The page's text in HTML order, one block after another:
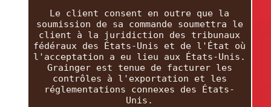
Le client consent en outre que la
soumission de sa commande soumettra le
client à la juridiction des tribunaux
fédéraux des États-Unis et de l'État où
l'acceptation a eu lieu aux États-Unis.
Grainger est tenue de facturer les
contrôles à l'exportation et les
réglementations connexes des États-
Unis.